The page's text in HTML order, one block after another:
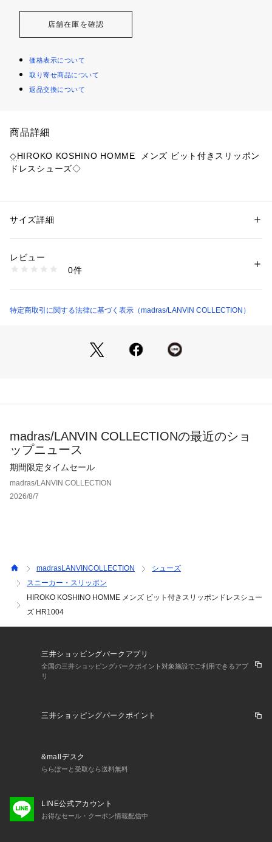
店舗在庫を確認
価格表示について
取り寄せ商品について
返品交換について
商品詳細
◇HIROKO KOSHINO HOMME  メンズ ビット付きスリッポン
ドレスシューズ◇
ソールはラバーを使用して細かい溝をつけてグリップ力がアッ
性別：メンズ
素材：素材：キップ
生産国：カンボジア
1076600000051
サイズ詳細
レビュー
0件
特定商取引に関する法律に基づく表示（madras/LANVIN COLLECTION）
madras/LANVIN COLLECTIONの最近のショ
ップニュース
期間限定タイムセール
madras/LANVIN COLLECTION
2026/8/7
madrasLANVINCOLLECTION
シューズ
スニーカー・スリッポン
HIROKO KOSHINO HOMME メンズ ビット付きスリッポンドレスシュー
ズ HR1004
三井ショッピングパークアプリ
全国の三井ショッピングパークポイント対象施設でご利用できるアプ
リ
三井ショッピングパークポイント
&mallデスク
ららぽーと受取なら送料無料
LINE公式アカウント
お得なセール・クーポン情報配信中